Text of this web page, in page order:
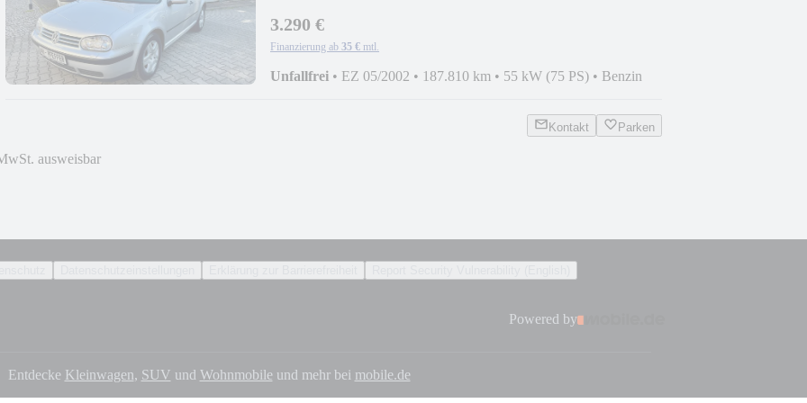
3.290 €
Finanzierung ab 35 € mtl.
Unfallfrei • EZ 05/2002 • 187.810 km • 55 kW (75 PS) • Benzin
Kontakt Parken
ausweisbar
Powered by
Entdecke Kleinwagen, SUV und Wohnmobileund mehr bei mobile.de